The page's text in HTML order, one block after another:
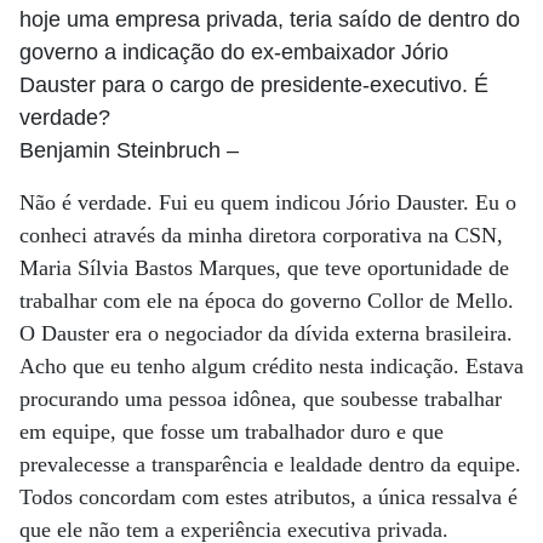
hoje uma empresa privada, teria saído de dentro do
governo a indicação do ex-embaixador Jório
Dauster para o cargo de presidente-executivo. É
verdade?
Benjamin Steinbruch –
Não é verdade. Fui eu quem indicou Jório Dauster. Eu o
conheci através da minha diretora corporativa na CSN,
Maria Sílvia Bastos Marques, que teve oportunidade de
trabalhar com ele na época do governo Collor de Mello.
O Dauster era o negociador da dívida externa brasileira.
Acho que eu tenho algum crédito nesta indicação. Estava
procurando uma pessoa idônea, que soubesse trabalhar
em equipe, que fosse um trabalhador duro e que
prevalecesse a transparência e lealdade dentro da equipe.
Todos concordam com estes atributos, a única ressalva é
que ele não tem a experiência executiva privada.